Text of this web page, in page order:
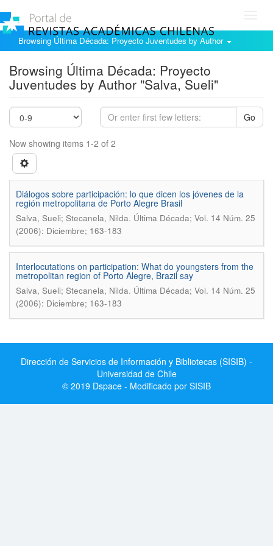
Browsing Última Década: Proyecto Juventudes by Author
Browsing Última Década: Proyecto
Juventudes by Author "Salva, Sueli"
Go
Now showing items 1-2 of 2
Diálogos sobre participación: lo que dicen los jóvenes de la
región metropolitana de Porto Alegre Brasil
Salva, Sueli; Stecanela, Nilda. Última Década; Vol. 14 Núm. 25
(2006): Diciembre; 163-183
Interlocutations on participation: What do youngsters from the
metropolitan region of Porto Alegre, Brazil say
Salva, Sueli; Stecanela, Nilda. Última Década; Vol. 14 Núm. 25
(2006): Diciembre; 163-183
Dirección de Servicios de Información y Bibliotecas (SISIB) -
Universidad de Chile
© 2019 Dspace - Modificado por SISIB